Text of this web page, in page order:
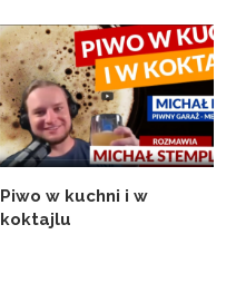
Piwo w kuchni i w
koktajlu